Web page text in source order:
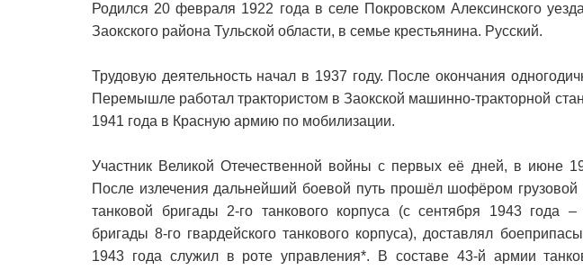
Родился 20 февраля 1922 года в селе Покровском Алексинского
Заокского района Тульской области, в семье крестьянина. Русский.
Трудовую деятельность начал в 1937 году. После окончания
Перемышле работал трактористом в Заокской машинно-тракторной
1941 года в Красную армию по мобилизации.
Участник Великой Отечественной войны с первых её дней, в июне
После излечения дальнейший боевой путь прошёл шофёром
танковой бригады 2-го танкового корпуса (с сентября 1943 года –
бригады 8-го гвардейского танкового корпуса), доставлял
1943 года служил в роте управления*. В составе 43-й армии